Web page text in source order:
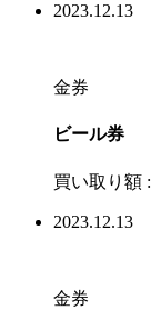
2023.12.13
金券
ビール券
買い取り額 :
2023.12.13
金券